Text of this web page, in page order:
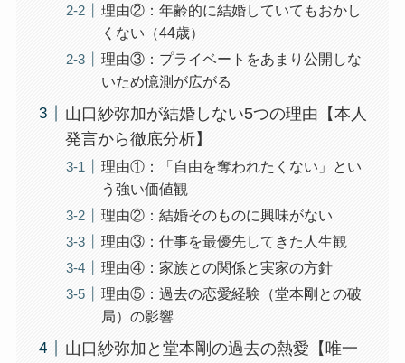
理由②：年齢的に結婚していてもおかし
くない（44歳）
理由③：プライベートをあまり公開しな
いため憶測が広がる
山口紗弥加が結婚しない5つの理由【本人
発言から徹底分析】
理由①：「自由を奪われたくない」とい
う強い価値観
理由②：結婚そのものに興味がない
理由③：仕事を最優先してきた人生観
理由④：家族との関係と実家の方針
理由⑤：過去の恋愛経験（堂本剛との破
局）の影響
山口紗弥加と堂本剛の過去の熱愛【唯一